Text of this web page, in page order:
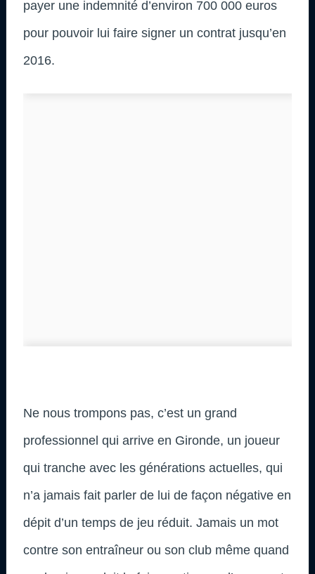
payer une indemnité d’environ 700 000 euros
pour pouvoir lui faire signer un contrat jusqu’en
2016.
Ne nous trompons pas, c’est un grand
professionnel qui arrive en Gironde, un joueur
qui tranche avec les générations actuelles, qui
n’a jamais fait parler de lui de façon négative en
dépit d’un temps de jeu réduit. Jamais un mot
contre son entraîneur ou son club même quand